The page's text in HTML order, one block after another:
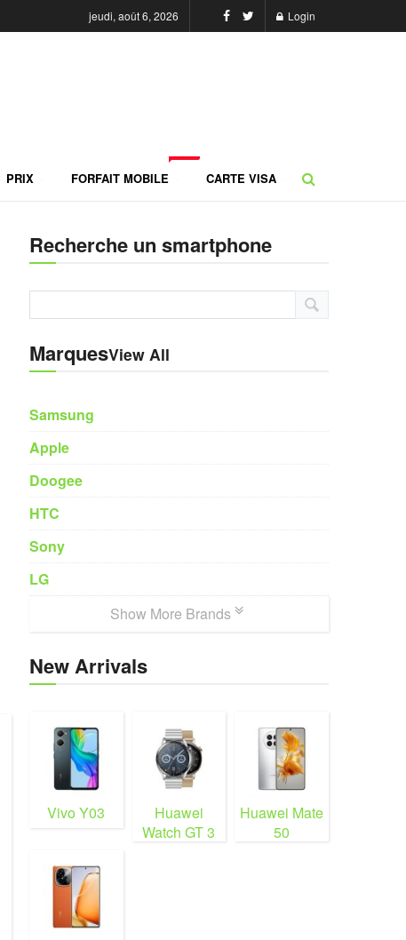
jeudi, août 6, 2026 Login
PRIX FORFAIT MOBILE CARTE VISA
Recherche un smartphone
MarquesView All
Samsung
Apple
Doogee
HTC
Sony
LG
Show More Brands
New Arrivals
Vivo Y03
Huawei
Watch GT 3
Huawei Mate
50